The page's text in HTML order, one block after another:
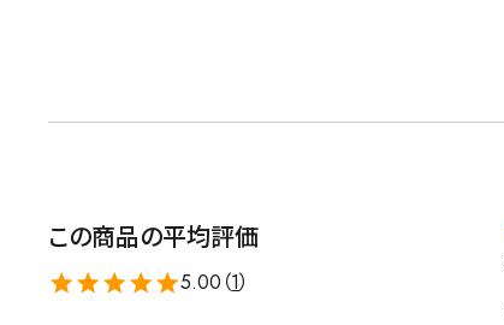
この商品の平均評価
5.00（1）